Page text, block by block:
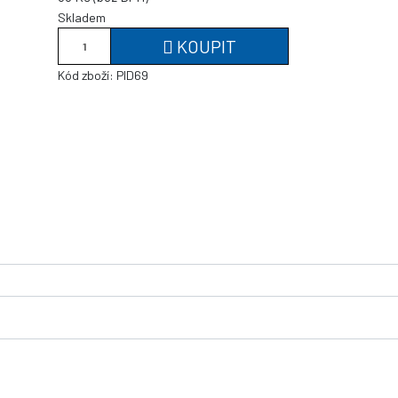
Skladem
KOUPIT
Kód zboží: PID69